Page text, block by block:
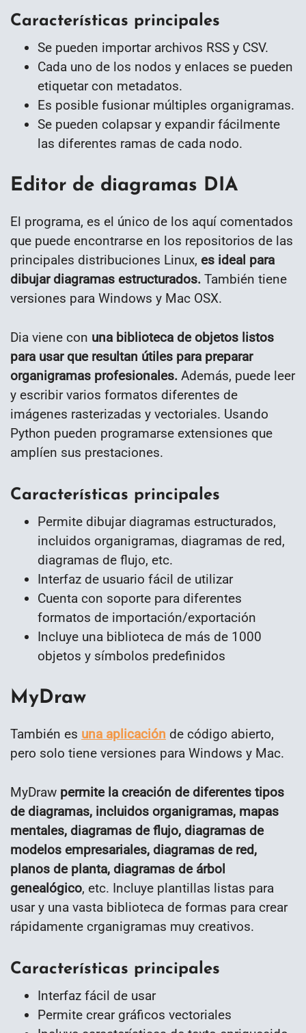
Características principales
Se pueden importar archivos RSS y CSV.
Cada uno de los nodos y enlaces se pueden
etiquetar con metadatos.
Es posible fusionar múltiples organigramas.
Se pueden colapsar y expandir fácilmente
las diferentes ramas de cada nodo.
Editor de diagramas DIA
El programa, es el único de los aquí comentados
que puede encontrarse en los repositorios de las
principales distribuciones Linux, es ideal para
dibujar diagramas estructurados. También tiene
versiones para Windows y Mac OSX.
Dia viene con una biblioteca de objetos listos
para usar que resultan útiles para preparar
organigramas profesionales. Además, puede leer
y escribir varios formatos diferentes de
imágenes rasterizadas y vectoriales. Usando
Python pueden programarse extensiones que
amplíen sus prestaciones.
Características principales
Permite dibujar diagramas estructurados,
incluidos organigramas, diagramas de red,
diagramas de flujo, etc.
Interfaz de usuario fácil de utilizar
Cuenta con soporte para diferentes
formatos de importación/exportación
Incluye una biblioteca de más de 1000
objetos y símbolos predefinidos
MyDraw
También es una aplicación de código abierto,
pero solo tiene versiones para Windows y Mac.
MyDraw permite la creación de diferentes tipos
de diagramas, incluidos organigramas, mapas
mentales, diagramas de flujo, diagramas de
modelos empresariales, diagramas de red,
planos de planta, diagramas de árbol
genealógico, etc. Incluye plantillas listas para
usar y una vasta biblioteca de formas para crear
rápidamente crganigramas muy creativos.
Características principales
Interfaz fácil de usar
Permite crear gráficos vectoriales